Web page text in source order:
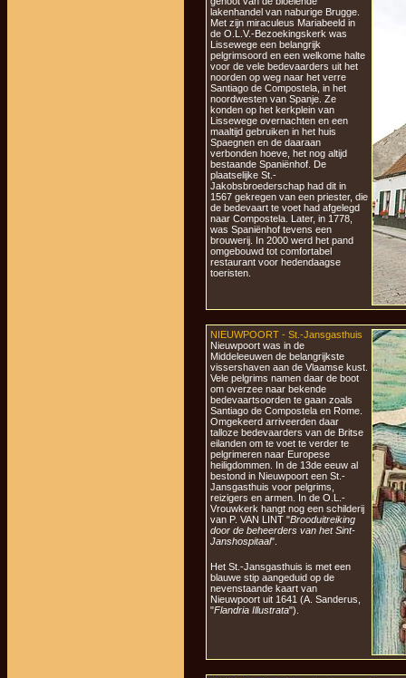
lakenhandel van naburige Brugge.
Met zijn miraculeus Mariabeeld in
de O.L.V.-Bezoekingskerk was
Lissewege een belangrijk
pelgrimsoord en een welkome halte
voor de vele bedevaarders uit het
noorden op weg naar het verre
Santiago de Compostela, in het
noordwesten van Spanje. Ze
konden op het kerkplein van
Lissewege overnachten en een
maaltijd gebruiken in het huis
Spaegnen en de daaraan
verbonden hoeve, het nog altijd
bestaande Spaniënhof. De
plaatselijke St.-
Jakobsbroederschap had dit in
1567 gekregen van een priester, die
de bedevaart te voet had afgelegd
naar Compostela. Later, in 1778,
was Spaniënhof tevens een
brouwerij. In 2000 werd het pand
omgebouwd tot comfortabel
restaurant voor hedendaagse
toeristen.
NIEUWPOORT - St.-Jansgasthuis
Nieuwpoort was in de
Middeleeuwen de belangrijkste
vissershaven aan de Vlaamse kust.
Vele pelgrims namen daar de boot
om overzee naar bekende
bedevaartsoorden te gaan zoals
Santiago de Compostela en Rome.
Omgekeerd arriveerden daar
talloze bedevaarders van de Britse
eilanden om te voet te verder te
pelgrimeren naar Europese
heiligdommen. In de 13de eeuw al
bestond in Nieuwpoort een St.-
Jansgasthuis voor pelgrims,
reizigers en armen. In de O.L.-
Vrouwkerk hangt nog een schilderij
van P. VAN LINT "Brooduitreiking
door de beheerders van het Sint-
Janshospitaal".
Het St.-Jansgasthuis is met een
blauwe stip aangeduid op de
nevenstaande kaart van
Nieuwpoort uit 1641 (A. Sanderus,
"Flandria Illustrata").